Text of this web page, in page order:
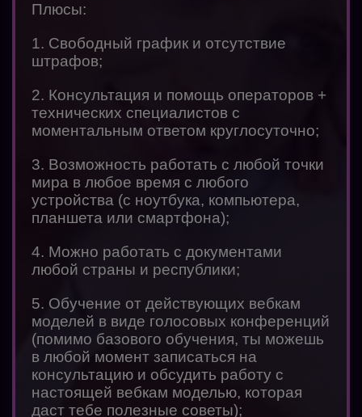
Плюсы:
1. Свободный график и отсутствие
штрафов;
2. Консультация и помощь операторов +
технических специалистов с
моментальным ответом круглосуточно;
3. Возможность работать с любой точки
мира в любое время с любого
устройства (с ноутбука, компьютера,
планшета или смартфона);
4. Можно работать с документами
любой страны и республики;
5. Обучение от действующих вебкам
моделей в виде голосовых конференций
(помимо базового обучения, ты можешь
в любой момент записаться на
консультацию и обсудить работу с
настоящей вебкам моделью, которая
даст тебе полезные советы);